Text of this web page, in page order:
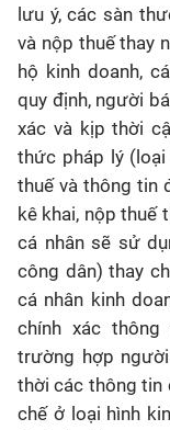
lưu ý, các sàn
và nộp thuế thay
hộ kinh doanh,
quy định, người
xác và kịp thời
thức pháp lý (loại
thuế và thông tin
kê khai, nộp thuế
cá nhân sẽ sử
công dân) thay
cá nhân kinh
chính xác
trường hợp
thời các thông tin
chế ở loại hình